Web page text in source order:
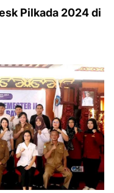
Pilkada 2024 di